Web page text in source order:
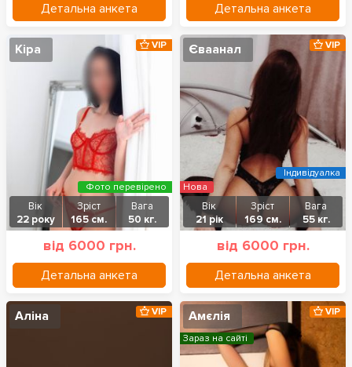
Детальна анкета Детальна анкета
Кіра
Вік
22 року
Зріст
165 см.
Вага
50 кг.
від 6000 грн.
Детальна анкета
VIP
Фото перевірено
Єваанал
Вік
21 рік
Зріст
169 см.
Вага
55 кг.
від 6000 грн.
Детальна анкета
VIP
Нова
Індивідуалка
Аліна VIP Амєлія VIP
Зараз на сайті